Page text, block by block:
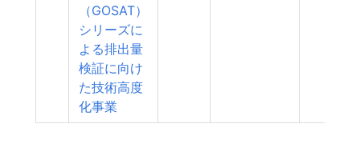
（GOSAT）
シリーズに
よる排出量
検証に向け
た技術高度
化事業